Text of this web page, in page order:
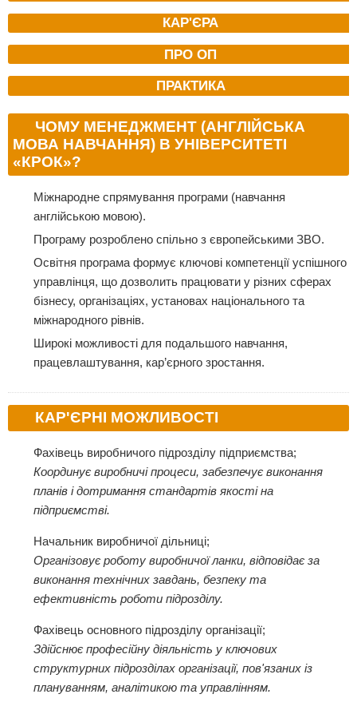
КАР'ЄРА
ПРО ОП
ПРАКТИКА
ЧОМУ МЕНЕДЖМЕНТ (АНГЛІЙСЬКА
МОВА НАВЧАННЯ) В УНІВЕРСИТЕТІ
«КРОК»?
Міжнародне спрямування програми (навчання
англійською мовою).
Програму розроблено спільно з європейськими ЗВО.
Освітня програма формує ключові компетенції успішного
управлінця, що дозволить працювати у різних сферах
бізнесу, організаціях, установах національного та
міжнародного рівнів.
Широкі можливості для подальшого навчання,
працевлаштування, кар’єрного зростання.
КАР'ЄРНІ МОЖЛИВОСТІ
Фахівець виробничого підрозділу підприємства;
Координує виробничі процеси, забезпечує виконання
планів і дотримання стандартів якості на
підприємстві.
Начальник виробничої дільниці;
Організовує роботу виробничої ланки, відповідає за
виконання технічних завдань, безпеку та
ефективність роботи підрозділу.
Фахівець основного підрозділу організації;
Здійснює професійну діяльність у ключових
структурних підрозділах організації, пов'язаних із
плануванням, аналітикою та управлінням.